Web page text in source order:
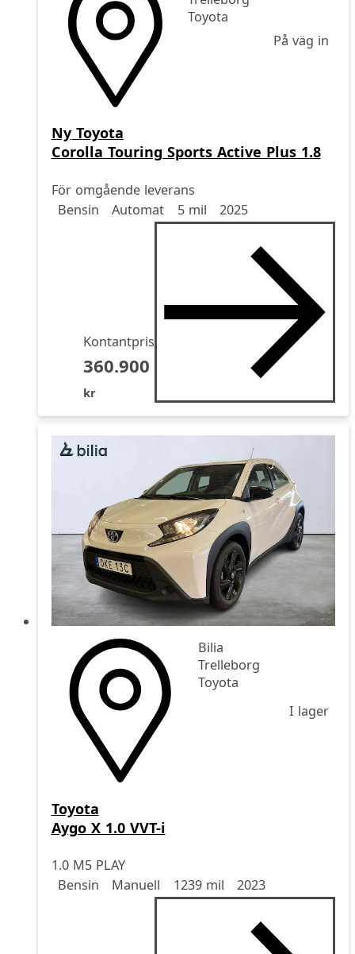
Toyota
På väg in
Ny Toyota
Corolla Touring Sports Active Plus 1.8
För omgående leverans
Drivmedel
Bensin
Drivmedel Automat
Miltal 5 mil
årsmodell 2025
Kontantpris
360.900
kr
Bilia
Trelleborg
Toyota
I lager
Toyota
Aygo X 1.0 VVT-i
1.0 M5 PLAY
Drivmedel
Bensin
DrivmedelManuell
Miltal 1239 mil
årsmodell 2023